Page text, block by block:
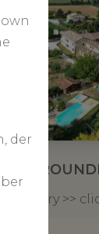
>>
der